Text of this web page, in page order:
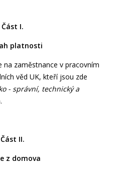
Část I.
platnosti
zaměstnance v pracovním
věd UK, kteří jsou zde
- správní, technický a
Část II.
z domova